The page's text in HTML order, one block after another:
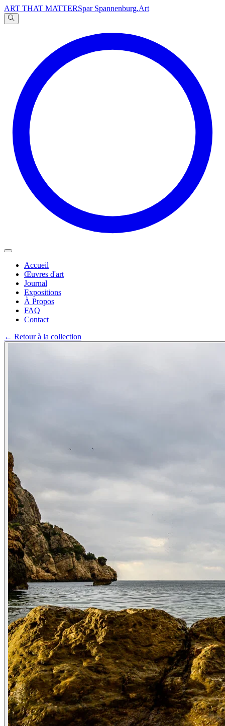
ART THAT MATTERSpar Spannenburg.Art
文
Accueil
Œuvres d'art
Journal
Expositions
À Propos
FAQ
Contact
← Retour à la collection